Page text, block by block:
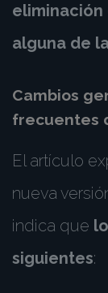
alguna de
Cambios
frecuentes
El artículo
nueva
indica que
siguientes: